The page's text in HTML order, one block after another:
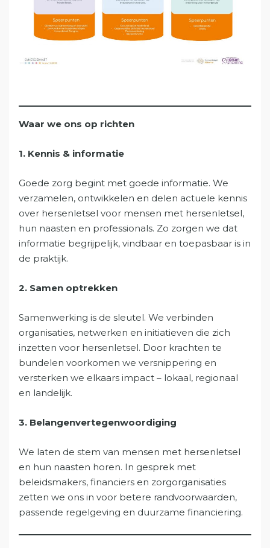
Waar we ons op richten
1. Kennis & informatie
Goede zorg begint met goede informatie. We
verzamelen, ontwikkelen en delen actuele kennis
over hersenletsel voor mensen met hersenletsel,
hun naasten en professionals. Zo zorgen we dat
informatie begrijpelijk, vindbaar en toepasbaar is in
de praktijk.
2. Samen optrekken
Samenwerking is de sleutel. We verbinden
organisaties, netwerken en initiatieven die zich
inzetten voor hersenletsel. Door krachten te
bundelen voorkomen we versnippering en
versterken we elkaars impact – lokaal, regionaal
en landelijk.
3. Belangenvertegenwoordiging
We laten de stem van mensen met hersenletsel
en hun naasten horen. In gesprek met
beleidsmakers, financiers en zorgorganisaties
zetten we ons in voor betere randvoorwaarden,
passende regelgeving en duurzame financiering.